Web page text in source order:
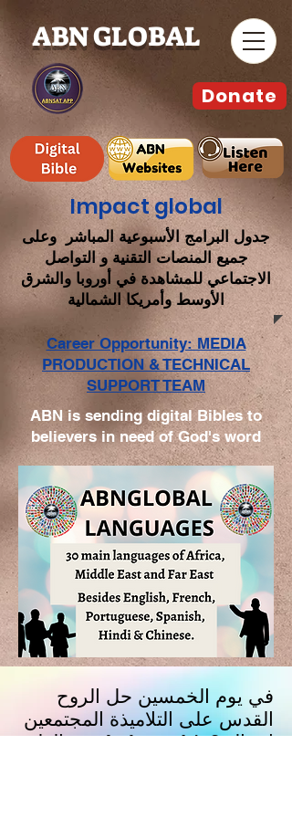
ABN GLOBAL
Impact global
جدول البرامج الأسبوعية المباشر وعلى
جميع المنصات التقنية و التواصل
الاجتماعي للمشاهدة في أوروبا والشرق
الأوسط وأمريكا الشمالية
ABN is sending digital Bibles to
believers in need of God's word
Donate
Career Opportunity: MEDIA
PRODUCTION & TECHNICAL
SUPPORT TEAM
في يوم الخمسين حل الروح
القدس على التلاميذة المجتمعين
في العلية. Istissard (اعمال 2 :